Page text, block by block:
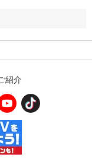
見放題の購入履歴の
らから視聴いただく
確認できます。履歴
作品の表示制限が可
区分から選択できま
紹介